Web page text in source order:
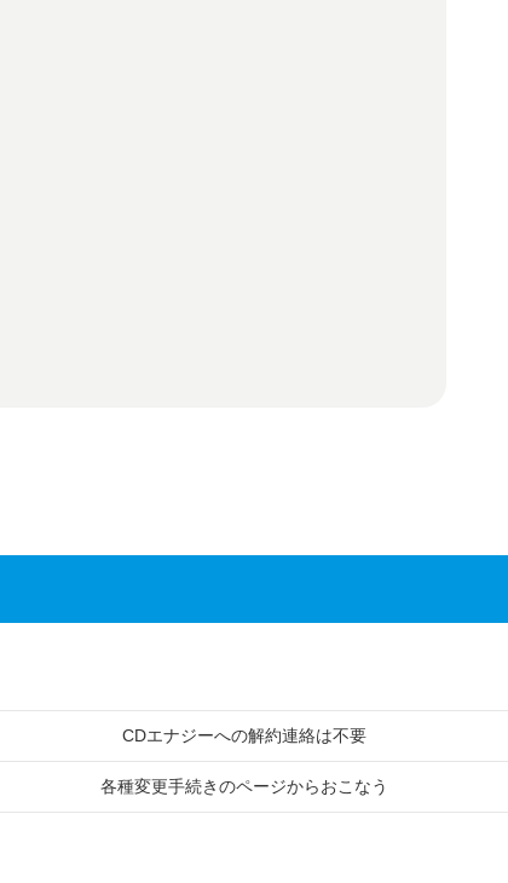
CDエナジーへの解約連絡は不要
各種変更手続きのページからおこなう